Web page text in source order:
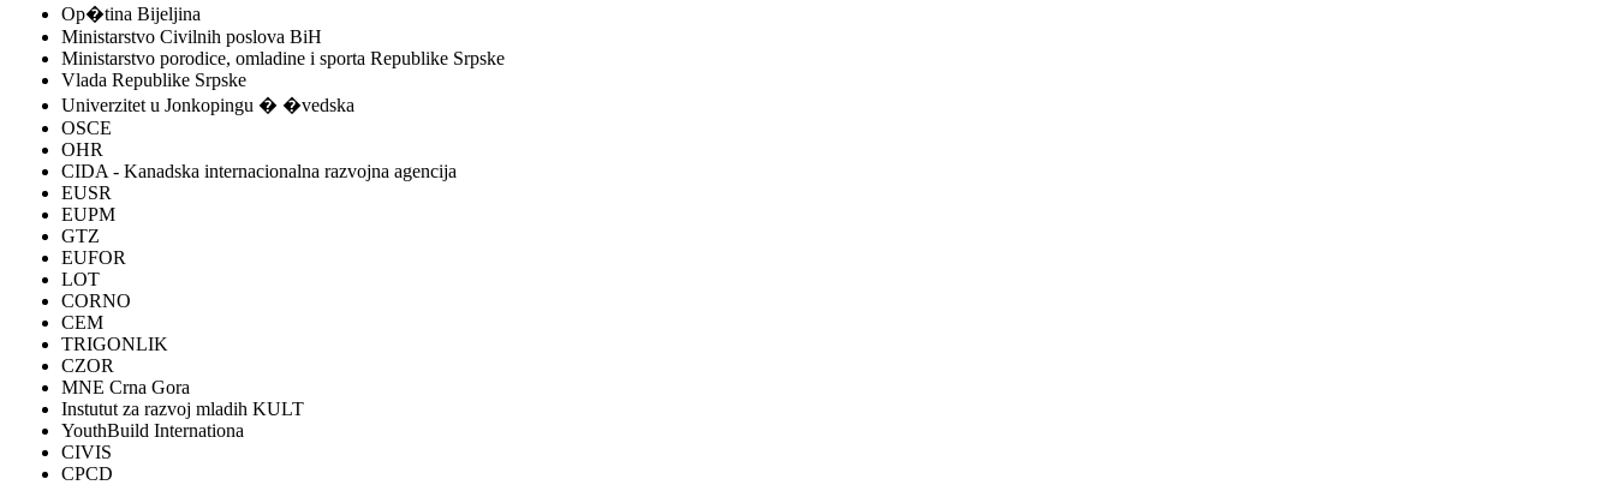
Op�tina Bijeljina
Ministarstvo Civilnih poslova BiH
Ministarstvo porodice, omladine i sporta Republike Srpske
Vlada Republike Srpske
Univerzitet u Jonkopingu � �vedska
OSCE
OHR
CIDA - Kanadska internacionalna razvojna agencija
EUSR
EUPM
GTZ
EUFOR
LOT
CORNO
CEM
TRIGONLIK
CZOR
MNE Crna Gora
Instutut za razvoj mladih KULT
YouthBuild Internationa
CIVIS
CPCD